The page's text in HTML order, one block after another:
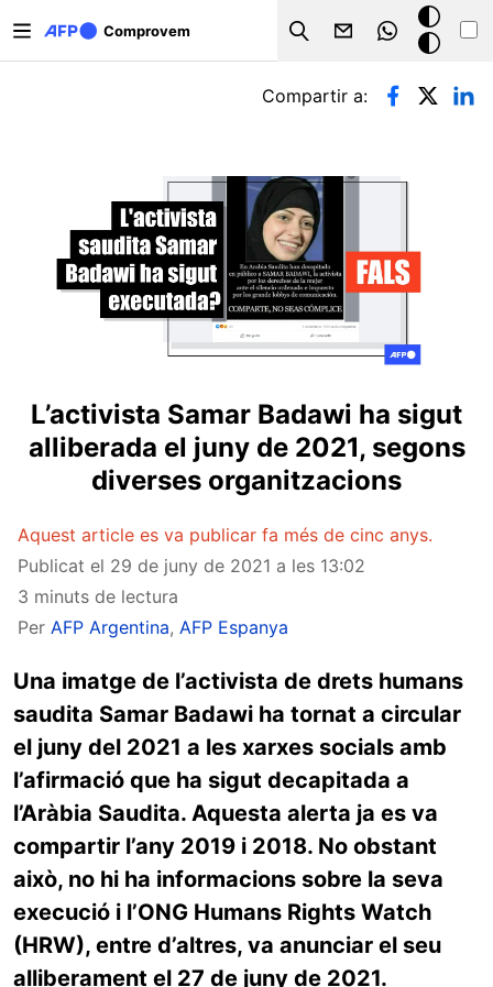
Comprovem
Search
Mode
fosc
Pestanyes primàries
Compartir a:
L’activista Samar Badawi ha sigut
alliberada el juny de 2021, segons
diverses organitzacions
Aquest article es va publicar fa més de cinc anys.
Publicat el 29 de juny de 2021 a les 13:02
3 minuts de lectura
Per AFP Argentina, AFP Espanya
Una imatge de l’activista de drets humans
saudita Samar Badawi ha tornat a circular
el juny del 2021 a les xarxes socials amb
l’afirmació que ha sigut decapitada a
l’Aràbia Saudita. Aquesta alerta ja es va
compartir l’any 2019 i 2018. No obstant
això, no hi ha informacions sobre la seva
execució i l’ONG Humans Rights Watch
(HRW), entre d’altres, va anunciar el seu
alliberament el 27 de juny de 2021.